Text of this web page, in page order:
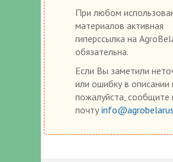
При любом
материалов активная
гиперссылка на
обязательна.
Если Вы заметили
или ошибку в описании
пожалуйста, сообщите
почту